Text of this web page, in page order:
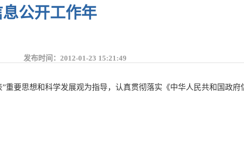
公开工作年
发布时间：2012-01-23 15:21:49
重要思想和科学发展观为指导，认真贯彻落实《中华人民共和国政